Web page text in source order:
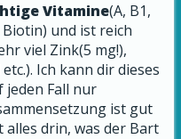
Vitamine(A, B1,
Biotin) und ist reich
viel Zink(5 mg!),
Ich kann dir dieses
Fall nur
ist gut
alles drin, was der Bart